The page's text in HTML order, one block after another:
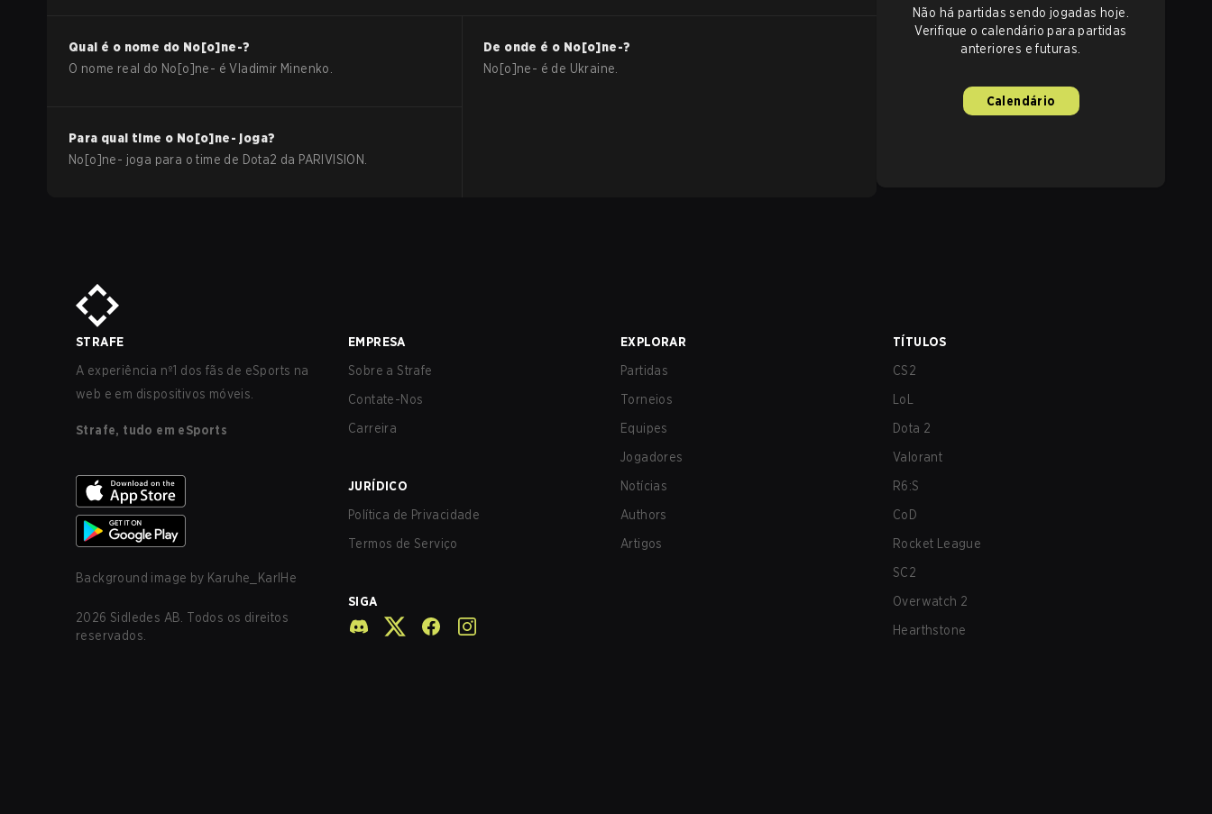
Qual é o nome do No[o]ne-?
O nome real do No[o]ne- éVladimir Minenko
De onde é o No[o]ne-?
No[o]ne- é de Ukraine
Para qual time o No[o]ne- joga?
No[o]ne- joga para o time de Dota2 da PARIVISION
Não há partidas sendo jogadas hoje.
Verifique o calendário para partidas
anteriores e futuras.
Calendário
STRAFE
A experiência nº1 dos fãs de eSports na
web e em dispositivos móveis.
Strafe, tudo em eSports
Background image by Karuhe_KarlHe
2026 Sidledes AB. Todos os direitos
reservados.
EMPRESA
Sobre a Strafe
Contate-Nos
Carreira
JURÍDICO
Política de Privacidade
Termos de Serviço
SIGA
EXPLORAR
Partidas
Torneios
Equipes
Jogadores
Notícias
Authors
Artigos
TÍTULOS
CS2
LoL
Dota 2
Valorant
R6:S
CoD
Rocket League
SC2
Overwatch 2
Hearthstone